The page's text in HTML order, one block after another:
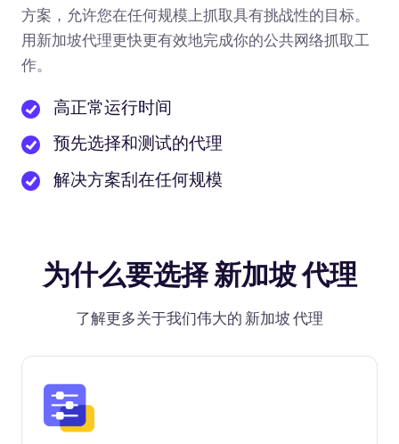
方案，允许您在任何规模上抓取具有挑战性的目标。
用新加坡代理更快更有效地完成你的公共网络抓取工
作。
高正常运行时间
预先选择和测试的代理
解决方案刮在任何规模
为什么要选择 新加坡 代理
了解更多关于我们伟大的 新加坡 代理